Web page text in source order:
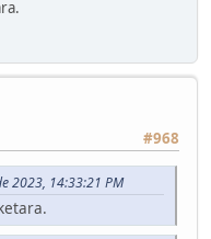
#968
2023, 14:33:21 PM